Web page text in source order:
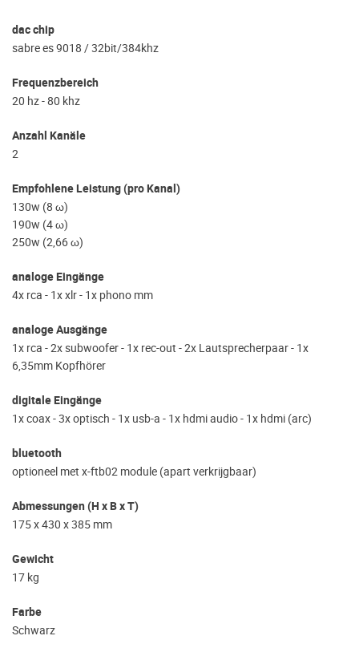
dac chip
sabre es 9018 / 32bit/384khz
Frequenzbereich
20 hz - 80 khz
Anzahl Kanäle
2
Empfohlene Leistung (pro Kanal)
130w (8 ω)
190w (4 ω)
250w (2,66 ω)
analoge Eingänge
4x rca - 1x xlr - 1x phono mm
analoge Ausgänge
1x rca - 2x subwoofer - 1x rec-out - 2x Lautsprecherpaar - 1x
6,35mm Kopfhörer
digitale Eingänge
1x coax - 3x optisch - 1x usb-a - 1x hdmi audio - 1x hdmi (arc)
bluetooth
optioneel met x-ftb02 module (apart verkrijgbaar)
Abmessungen (H x B x T)
175 x 430 x 385 mm
Gewicht
17 kg
Farbe
Schwarz